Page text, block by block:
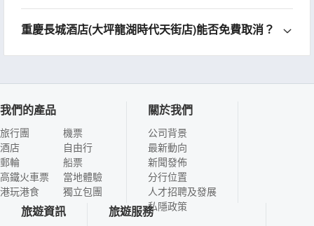
重慶長城酒店(大坪龍湖時代天街店)能否免費取消？
我們的產品
旅行團
酒店
郵輪
高鐵火車票
港玩港食
機票
自由行
船票
當地體驗
獨立包團
關於我們
公司背景
最新動向
新聞發佈
分行位置
人才招聘及發展
私隱政策
旅遊資訊 旅遊服務